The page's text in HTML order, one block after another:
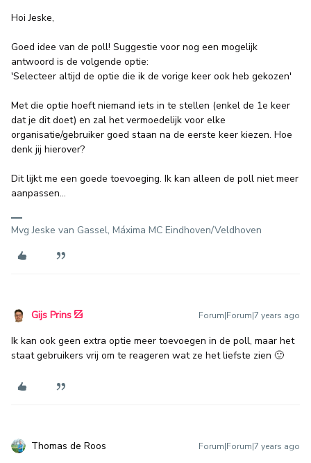
Hoi Jeske,
Goed idee van de poll! Suggestie voor nog een mogelijk
antwoord is de volgende optie:
'Selecteer altijd de optie die ik de vorige keer ook heb gekozen'
Met die optie hoeft niemand iets in te stellen (enkel de 1e keer
dat je dit doet) en zal het vermoedelijk voor elke
organisatie/gebruiker goed staan na de eerste keer kiezen. Hoe
denk jij hierover?
Dit lijkt me een goede toevoeging. Ik kan alleen de poll niet meer
aanpassen...
Mvg Jeske van Gassel, Máxima MC Eindhoven/Veldhoven
Gijs Prins Forum|Forum|7 years ago
Ik kan ook geen extra optie meer toevoegen in de poll, maar het
staat gebruikers vrij om te reageren wat ze het liefste zien 🙂
Thomas de Roos Forum|Forum|7 years ago